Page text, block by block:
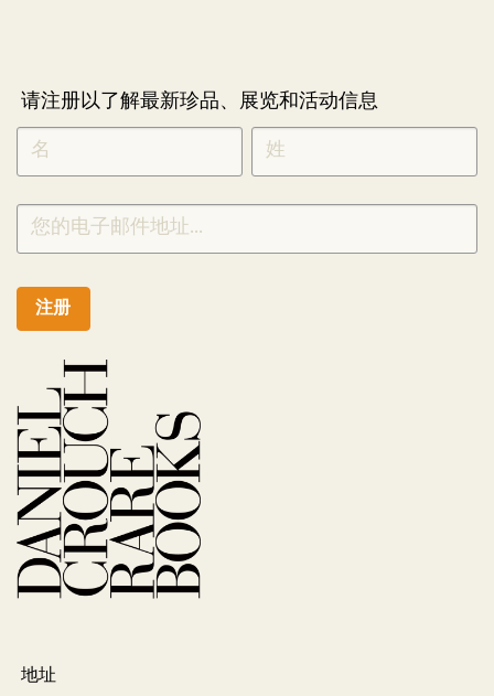
请注册以了解最新珍品、展览和活动信息
NEWLETTER
SIGNUP
CHINESE
*
注册
地址